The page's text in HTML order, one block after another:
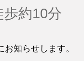
約10分
知らせします。